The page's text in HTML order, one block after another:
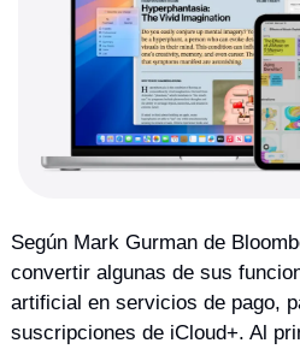
Según Mark Gurman de
convertir algunas de sus
artificial en servicios de pago,
suscripciones de iCloud+. Al